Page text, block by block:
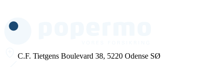
C.F. Tietgens Boulevard 38, 5220 Odense SØ